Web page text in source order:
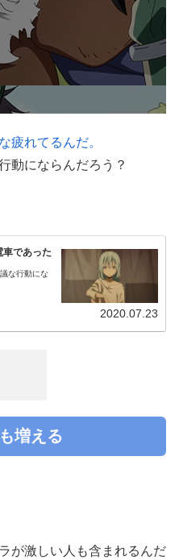
疲れてるんだ。
動にならんだろう？
車であった
な行動にな
2020.07.23
増える
が激しい人も含まれるんだ